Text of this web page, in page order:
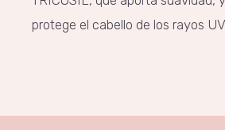
protege el cabello de los rayos UV.